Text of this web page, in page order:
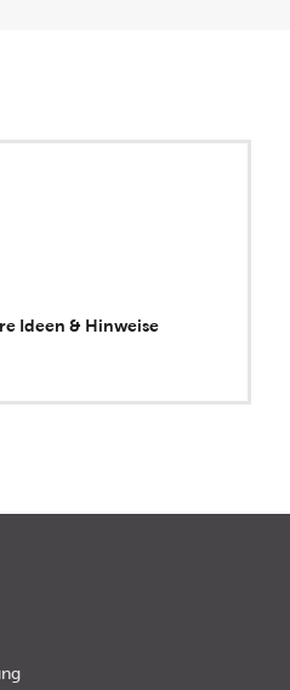
Ideen & Hinweise